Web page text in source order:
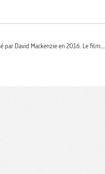
par David Mackenzie en 2016. Le film…